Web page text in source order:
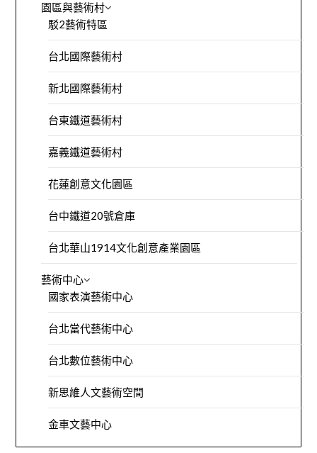
園區與藝術村
駁2藝術特區
台北國際藝術村
新北國際藝術村
台東鐵道藝術村
嘉義鐵道藝術村
花蓮創意文化園區
台中鐵道20號倉庫
台北華山1914文化創意產業園區
藝術中心
國家表演藝術中心
台北當代藝術中心
台北數位藝術中心
新思維人文藝術空間
金車文藝中心